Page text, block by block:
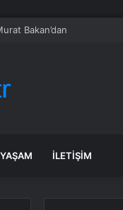
YAŞAM İLETIŞIM